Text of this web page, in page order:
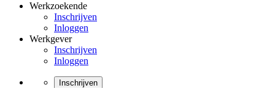
Werkzoekende
Inschrijven
Inloggen
Werkgever
Inschrijven
Inloggen
Inschrijven